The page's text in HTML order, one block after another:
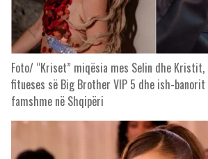
Foto/ “Kriset” miqësia mes Selin dhe
fitueses së Big Brother VIP 5 dhe ish-
famshme në Shqipëri